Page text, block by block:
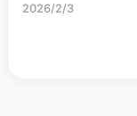
2026/2/3